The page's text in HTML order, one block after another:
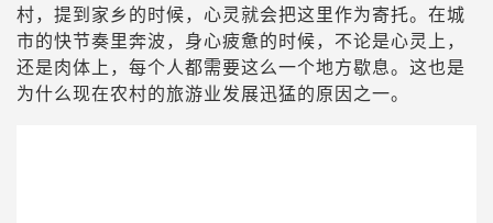
村，提到家乡的时候，心灵就会把这里作为寄托。在城
市的快节奏里奔波，身心疲惫的时候，不论是心灵上，
还是肉体上，每个人都需要这么一个地方歇息。这也是
为什么现在农村的旅游业发展迅猛的原因之一。